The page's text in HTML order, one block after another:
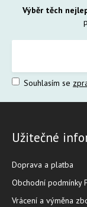
Výběr těch
Souhlasím se
Užitečné
Doprava a platba
Obchodní podmínky
Vrácení a výměna